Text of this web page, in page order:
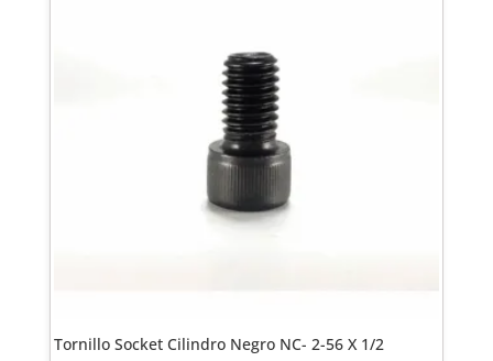
Tornillo Socket Cilindro Negro NC- 2-56 X 1/2